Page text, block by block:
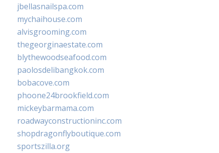
jbellasnailspa.com
mychaihouse.com
alvisgrooming.com
thegeorginaestate.com
blythewoodseafood.com
paolosdelibangkok.com
bobacove.com
phoone24brookfield.com
mickeybarmama.com
roadwayconstructioninc.com
shopdragonflyboutique.com
sportszilla.org